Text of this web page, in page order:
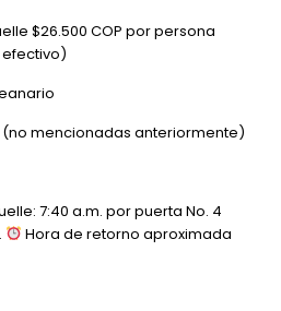
$26.500 COP por persona
mencionadas anteriormente)
7:40 a.m. por puerta No. 4
Hora de retorno aproximada